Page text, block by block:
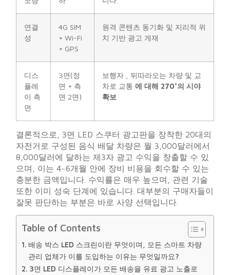
연결
성
4G SIM
+ Wi-Fi
+ GPS
원격 콘텐츠 동기화 및 지리적 위
치 기반 광고 게재
디스
플레
이 측
면
3면(정
면 + 측
면 2면)
보행자 , 뒤따라오는 차량 및 교
차로 교통 에 대해 270°의 시야
확보
결론적으로, 3면 LED 스쿠터 광고판을 장착한 20대의
자전거로 구성된 음식 배달 차량은 월 3,000달러에서
8,000달러에 달하는 제3자 광고 수익을 창출할 수 있
으며, 이는 4~6개월 안에 장비 비용을 회수할 수 있는
충분한 금액입니다. 수익률은 매우 높으며, 관련 기술
또한 이미 성숙 단계에 있습니다. 대부분의 구매자들이
잘못 판단하는 부분은 바로 사양 선택입니다.
Table of Contents
배송 박스 LED 스크린이란 무엇이며, 모든 스마트 차량
관리 업체가 이를 도입하는 이유는 무엇일까요?
3면 LED 디스플레이가 모든 배송을 유료 광고 노출로